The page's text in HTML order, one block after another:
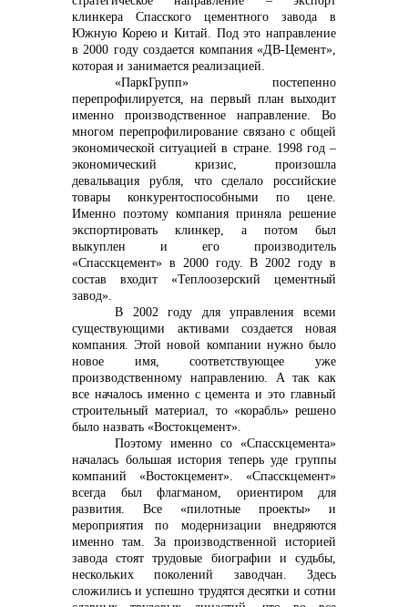
клинкера Спасского цементного завода в
Южную Корею и Китай. Под это направление
в 2000 году создается компания «ДВ-Цемент»,
которая и занимается реализацией.
«ПаркГрупп» постепенно
перепрофилируется, на первый план выходит
именно производственное направление. Во
многом перепрофилирование связано с общей
экономической ситуацией в стране. 1998 год –
экономический кризис, произошла
девальвация рубля, что сделало российские
товары конкурентоспособными по цене.
Именно поэтому компания приняла решение
экспортировать клинкер, а потом был
выкуплен и его производитель
«Спасскцемент» в 2000 году. В 2002 году в
состав входит «Теплоозерский цементный
завод».
В 2002 году для управления всеми
существующими активами создается новая
компания. Этой новой компании нужно было
новое имя, соответствующее уже
производственному направлению. А так как
все началось именно с цемента и это главный
строительный материал, то «корабль» решено
было назвать «Востокцемент».
Поэтому именно со «Спасскцемента»
началась большая история теперь уде группы
компаний «Востокцемент». «Спасскцемент»
всегда был флагманом, ориентиром для
развития. Все «пилотные проекты» и
мероприятия по модернизации внедряются
именно там. За производственной историей
завода стоят трудовые биографии и судьбы,
нескольких поколений заводчан. Здесь
сложились и успешно трудятся десятки и сотни